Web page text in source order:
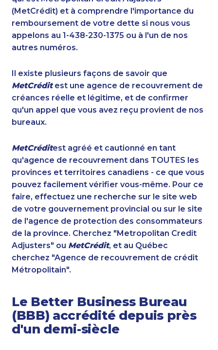
(MetCrédit) et à comprendre l'importance du
remboursement de votre dette si nous vous
appelons au 1-438-230-1375 ou à l'un de nos
autres numéros.
Il existe plusieurs façons de savoir que
MetCréditest une agence de recouvrement de
créances réelle et légitime, et de confirmer
qu'un appel que vous avez reçu provient de nos
bureaux.
MetCréditest agréé et cautionné en tant
qu'agence de recouvrement dans TOUTES les
provinces et territoires canadiens - ce que vous
pouvez facilement vérifier vous-même. Pour ce
faire, effectuez une recherche sur le site web
de votre gouvernement provincial ou sur le site
de l'agence de protection des consommateurs
de la province. Cherchez "Metropolitan Credit
Adjusters" ou MetCrédit, et au Québec
cherchez "Agence de recouvrement de crédit
Métropolitain".
Le Better Business Bureau
(BBB) accrédité depuis près
d'un demi-siècle